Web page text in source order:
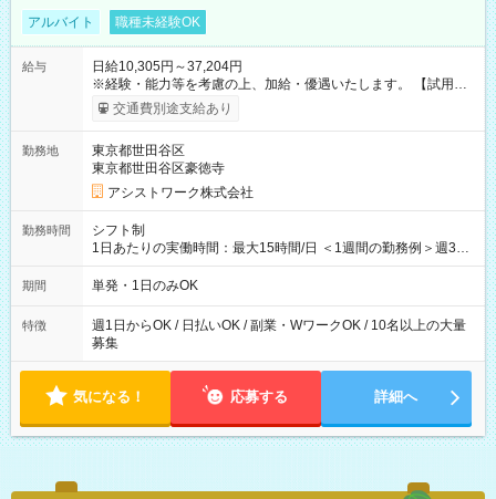
アルバイト 職種未経験OK
給与
日給10,305円～37,204円
※経験・能力等を考慮の上、加給・優遇いたします。 【試用期
間】試用期間なし
交通費別途支給あり
勤務地
東京都世田谷区
東京都世田谷区豪徳寺
アシストワーク株式会社
勤務時間
シフト制
1日あたりの実働時間：最大15時間/日 ＜1週間の勤務例＞週3回
勤務 勤務：月・水・金 休み：火・木・土・日 好きな時にお仕事
可能です！ ※1日あたりの最大実働時間は日勤、夜勤共に勤務し
期間 単発・1日のみOK
特徴
週1日からOK / 日払いOK / 副業・WワークOK / 10名以上の大量
募集
気になる！ 応募する 詳細へ